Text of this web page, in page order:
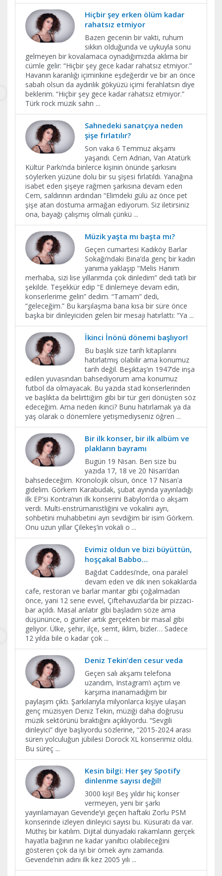
Hiçbir şey erken ölüm kadar
rahatsız etmiyor
Bazen gecenin bir vakti, ruhum
sıkkın olduğunda ve uykuyla sonu
gelmeyen bir kovalamaca oynadığımızda aklıma bir
cümle gelir: “Hiçbir şey gece kadar rahatsız etmiyor.”
Havanın karanlığı içiminkine eşdeğerdir ve bir an önce
sabah olsun da aydınlık gökyüzü içimi ferahlatsın diye
beklerim. “Hiçbir şey gece kadar rahatsız etmiyor.”
Türk rock müzik sahn ...
Sahnedeki sanatçıya neden
şişe fırlatılır?
Son vaka 6 Temmuz akşamı
yaşandı. Cem Adrian, Van Atatürk
Kültür Parkı’nda binlerce kişinin önünde şarkısını
söylerken yüzüne dolu bir su şişesi fırlatıldı. Yanağına
isabet eden şişeye rağmen şarkısına devam eden
Cem, saldırının ardından “Elimdeki gülü az önce pet
şişe atan dostuma armağan ediyorum. Siz iletirsiniz
ona, bayağı çalışmış olmalı çünkü ...
Müzik yaşta mı başta mı?
Geçen cumartesi Kadıköy Barlar
Sokağı’ndaki Bina’da genç bir kadın
yanıma yaklaşıp “Melis Hanım
merhaba, sizi lise yıllarımda çok dinledim” dedi tatlı bir
şekilde. Teşekkür edip “E dinlemeye devam edin,
konserlerime gelin” dedim. “Tamam” dedi,
“geleceğim.” Bu karşılaşma bana kısa bir süre önce
başka bir dinleyiciden gelen bir mesajı hatırlattı: “Ya ...
İkinci İnönü dönemi başlıyor!
Bu başlık size tarih kitaplarını
hatırlatmış olabilir ama konumuz
tarih değil. Beşiktaş’ın 1947’de inşa
edilen yuvasından bahsediyorum ama konumuz
futbol da olmayacak. Bu yazıda stad konserlerinden
ve başlıkta da belirttiğim gibi bir tür geri dönüşten söz
edeceğim. Ama neden ikinci? Bunu hatırlamak ya da
yaş olarak o dönemlere yetişmediyseniz öğren ...
Bir ilk konser, bir ilk albüm ve
plakların bayramı
Bugün 19 Nisan. Ben size bu
yazıda 17, 18 ve 20 Nisan’dan
bahsedeceğim. Kronolojik olsun, önce 17 Nisan’a
gidelim. Görkem Karabudak, şubat ayında yayınladığı
ilk EP’si Kontra’nın ilk konserini Babylon’da o akşam
verdi. Multi-enstrümanistliğini ve vokalini ayrı,
sohbetini muhabbetini ayrı sevdiğim bir isim Görkem.
Onu uzun yıllar Çilekeş’in vokali o ...
Evimiz oldun ve bizi büyüttün,
hoşçakal Babbo…
Bağdat Caddesi’nde, ona paralel
devam eden ve dik inen sokaklarda
cafe, restoran ve barlar mantar gibi çoğalmadan
önce, yani 12 sene evvel, Çiftehavuzlar’da bir pizzacı-
bar açıldı. Masal anlatır gibi başladım söze ama
düşününce, o günler artık gerçekten bir masal gibi
geliyor. Ülke, şehir, ilçe, semt, iklim, bizler… Sadece
12 yılda bile o kadar çok ...
Deniz Tekin’den cesur veda
Geçen salı akşamı telefona
uzandım, Instagram’ı açtım ve
karşıma inanamadığım bir
paylaşım çıktı. Şarkılarıyla milyonlarca kişiye ulaşan
genç müzisyen Deniz Tekin, müziği daha doğrusu
müzik sektörünü bıraktığını açıklıyordu. “Sevgili
dinleyici” diye başlıyordu sözlerine, “2015-2024 arası
süren yolculuğun jübilesi Dorock XL konserimiz oldu.
Bu süreç ...
Kesin bilgi: Her şey Spotify
dinlenme sayısı değil!
3000 kişi! Beş yıldır hiç konser
vermeyen, yeni bir şarkı
yayınlamayan Gevende’yi geçen haftaki Zorlu PSM
konserinde izleyen dinleyici sayısı bu. Küsuratı da var.
Müthiş bir katılım. Dijital dünyadaki rakamların gerçek
hayatla bağının ne kadar yanıltıcı olabileceğini
gösteren çok da iyi bir örnek aynı zamanda.
Gevende’nin adını ilk kez 2005 yılı ...